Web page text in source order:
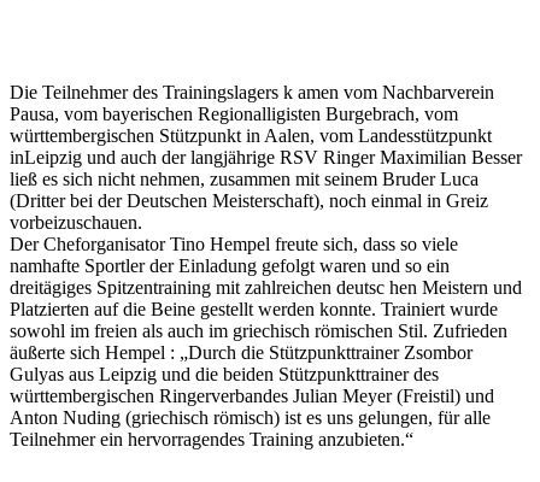
Die Teilnehmer des Trainingslagers k amen vom Nachbarverein
Pausa, vom bayerischen Regionalligisten Burgebrach, vom
württembergischen Stützpunkt in Aalen, vom Landesstützpunkt
inLeipzig und auch der langjährige RSV Ringer Maximilian Besser
ließ es sich nicht nehmen, zusammen mit seinem Bruder Luca
(Dritter bei der Deutschen Meisterschaft), noch einmal in Greiz
vorbeizuschauen.
Der Cheforganisator Tino Hempel freute sich, dass so viele
namhafte Sportler der Einladung gefolgt waren und so ein
dreitägiges Spitzentraining mit zahlreichen deutsc hen Meistern und
Platzierten auf die Beine gestellt werden konnte. Trainiert wurde
sowohl im freien als auch im griechisch römischen Stil. Zufrieden
äußerte sich Hempel : „Durch die Stützpunkttrainer Zsombor
Gulyas aus Leipzig und die beiden Stützpunkttrainer des
württembergischen Ringerverbandes Julian Meyer (Freistil) und
Anton Nuding (griechisch römisch) ist es uns gelungen, für alle
Teilnehmer ein hervorragendes Training anzubieten.“